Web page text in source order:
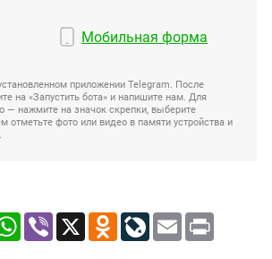
Мобильная форма
приложении Telegram. После
на «Запустить бота» и напишите нам. Для
— нажмите на значок скрепки, выберите
отметьте фото или видео в памяти устройства и
WhatsApp
Viber X Odnoklassniki
LiveJournal
Email Print